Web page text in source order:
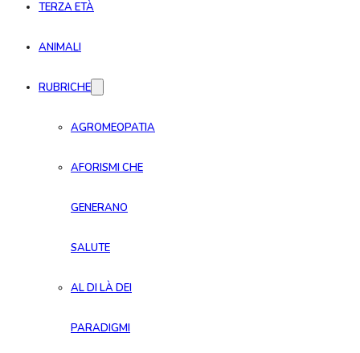
TERZA ETÀ
ANIMALI
RUBRICHE
AGROMEOPATIA
AFORISMI CHE
GENERANO
SALUTE
AL DI LÀ DEI
PARADIGMI